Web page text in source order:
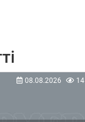
08.08.2026 14